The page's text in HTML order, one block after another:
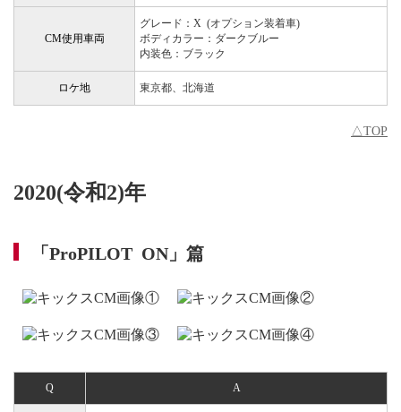
CM使用車両
グレード：X (オプション装着車)
ボディカラー：ダークブルー
内装色：ブラック
ロケ地 東京都、北海道
△TOP
2020(令和2)年
「ProPILOT ON」篇
Q A